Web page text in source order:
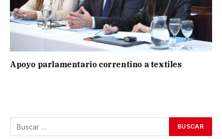
Apoyo parlamentario correntino a textiles